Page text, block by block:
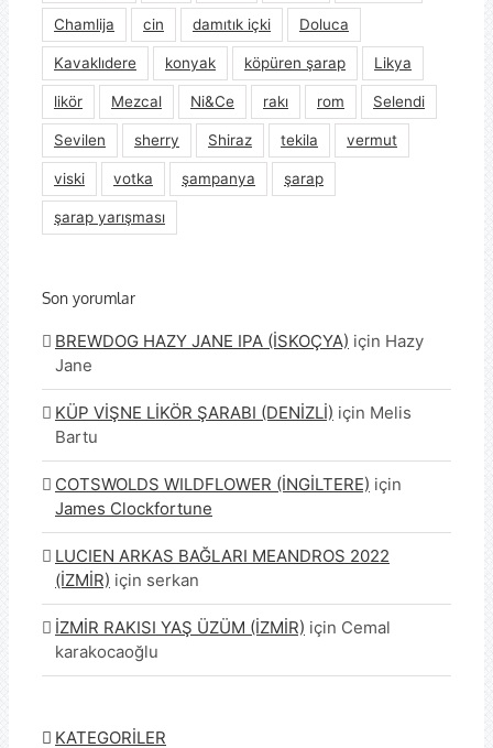
Chamlija cin damıtık içki Doluca
Kavaklıdere konyak köpüren şarap Likya
likör Mezcal Ni&Ce rakı rom Selendi
Sevilen sherry Shiraz tekila vermut
viski votka şampanya şarap
şarap yarışması
Son yorumlar
BREWDOG HAZY JANE IPA (İSKOÇYA) için Hazy
Jane
KÜP VİŞNE LİKÖR ŞARABI (DENİZLİ) için Melis
Bartu
COTSWOLDS WILDFLOWER (İNGİLTERE) için
James Clockfortune
LUCIEN ARKAS BAĞLARI MEANDROS 2022
(İZMİR) için serkan
İZMİR RAKISI YAŞ ÜZÜM (İZMİR) için Cemal
karakocaoğlu
KATEGORİLER